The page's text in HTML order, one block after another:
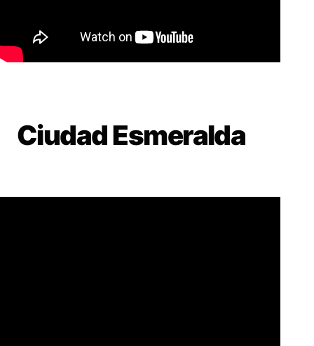
Ciudad Esmeralda